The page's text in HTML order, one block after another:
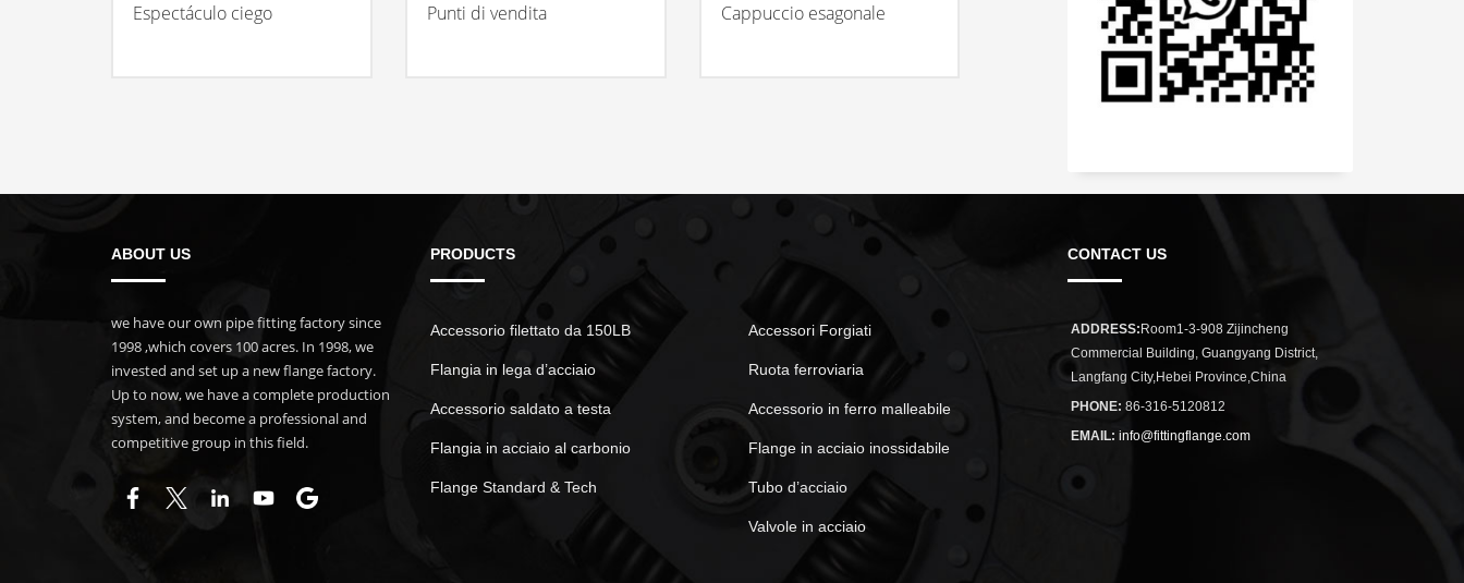
Espectáculo ciego Punti di vendita Cappuccio esagonale
ABOUT US
we have our own pipe fitting factory since
1998 ,which covers 100 acres. In 1998, we
invested and set up a new flange factory.
Up to now, we have a complete production
system, and become a professional and
competitive group in this field.
PRODUCTS
Accessorio filettato da 150LB
Flangia in lega d’acciaio
Accessorio saldato a testa
Flangia in acciaio al carbonio
Flange Standard & Tech
Accessori Forgiati
Ruota ferroviaria
Accessorio in ferro malleabile
Flange in acciaio inossidabile
Tubo d’acciaio
Valvole in acciaio
CONTACT US
ADDRESS: Room1-3-908 Zijincheng
Commercial Building, Guangyang District,
Langfang City,Hebei Province,China
PHONE: 86-316-5120812
EMAIL: info@fittingflange.com